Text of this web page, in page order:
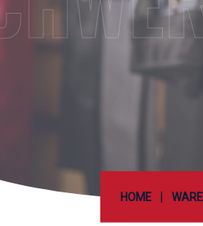
HOME |